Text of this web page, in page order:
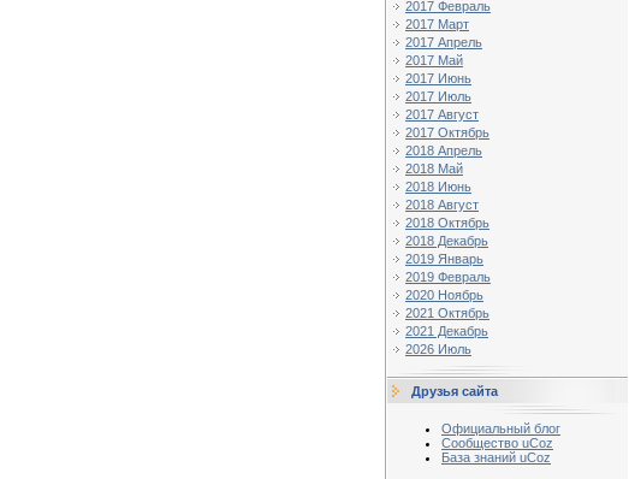
2017 Февраль
2017 Март
2017 Апрель
2017 Май
2017 Июнь
2017 Июль
2017 Август
2017 Октябрь
2018 Апрель
2018 Май
2018 Июнь
2018 Август
2018 Октябрь
2018 Декабрь
2019 Январь
2019 Февраль
2020 Ноябрь
2021 Октябрь
2021 Декабрь
2026 Июль
Друзья сайта
Официальный блог
Сообщество uCoz
База знаний uCoz